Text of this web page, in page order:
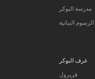
مدرسة البوكر
الرسوم البيانية
غرف البوكر
فريرول